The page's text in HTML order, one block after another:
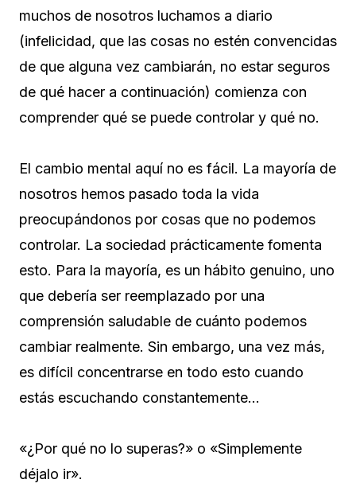
muchos de nosotros luchamos a diario
(infelicidad, que las cosas no estén convencidas
de que alguna vez cambiarán, no estar seguros
de qué hacer a continuación) comienza con
comprender qué se puede controlar y qué no.
El cambio mental aquí no es fácil. La mayoría de
nosotros hemos pasado toda la vida
preocupándonos por cosas que no podemos
controlar. La sociedad prácticamente fomenta
esto. Para la mayoría, es un hábito genuino, uno
que debería ser reemplazado por una
comprensión saludable de cuánto podemos
cambiar realmente. Sin embargo, una vez más,
es difícil concentrarse en todo esto cuando
estás escuchando constantemente…
«¿Por qué no lo superas?» o «Simplemente
déjalo ir».